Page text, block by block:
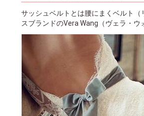
サッシュベルトとは腰にまくベルト
スブランドのVera Wang（ヴェラ・ウ